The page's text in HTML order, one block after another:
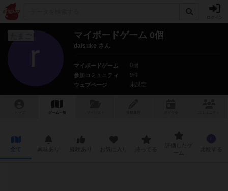
マイボードゲーム 0個
daisuke さん
マイボードゲーム
0個
参加コミュニティ
9件
ウェブページ
未設定
ゲーム一覧
全て